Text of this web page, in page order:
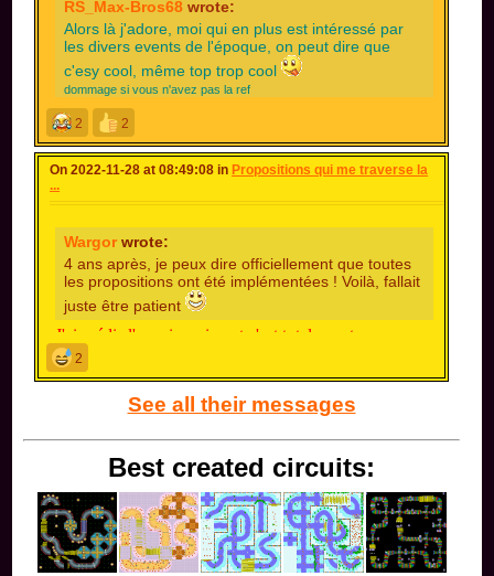
I'm here for mostly one thing precisely but imma
check the site for now
RS_Max-Bros68 wrote:
Alors là j'adore, moi qui en plus est intéressé par
les divers events de l'époque, on peut dire que
c'esy cool, même top trop cool
dommage si vous n'avez pas la ref
Oh mon dieu le "top trop cool" x)
Spoiler [Show]
2 2
On 2022-11-28 at 08:49:08 in Propositions qui me traverse la
...
Wargorwrote:
4 ans après, je peux dire officiellement que toutes
les propositions ont été implémentées ! Voilà, fallait
juste être patient
J'ai prédis l'avenir
vraiment c'est totalement
impressionnant de se dire que tout mes propos de ce
topic sont tout là de nos jours... ça fait bizarre moi qui
me disait que j'avais exagéré xD
2
See all their messages
Best created circuits: